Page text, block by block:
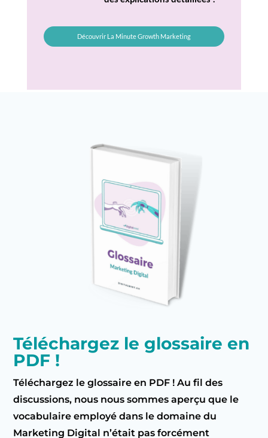
Découvrir La Minute Growth Marketing
Téléchargez le glossaire en
PDF !
Téléchargez le glossaire en PDF ! Au fil des
discussions, nous nous sommes aperçu que le
vocabulaire employé dans le domaine du
Marketing Digital n’était pas forcément